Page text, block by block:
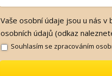
Vaše osobní údaje jsou u nás
osobních údajů (odkaz
Souhlasím se zpracováním